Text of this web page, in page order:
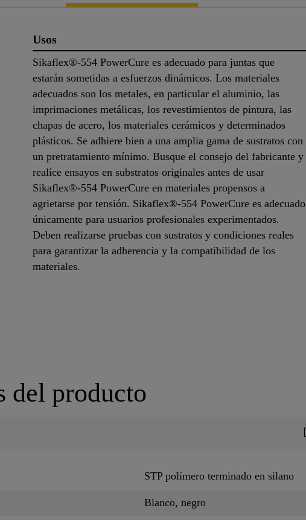
Usos
Sikaflex®-554 PowerCure es adecuado para juntas que
estarán sometidas a esfuerzos dinámicos. Los materiales
adecuados son los metales, en particular el aluminio, las
imprimaciones metálicas, los revestimientos de pintura, las
chapas de acero, los materiales cerámicos y determinados
plásticos. Se adhiere bien a una amplia gama de sustratos con
un pretratamiento mínimo. Busque el consejo del fabricante y
realice ensayos en substratos originales antes de usar
Sikaflex®-554 PowerCure en materiales propensos a
agrietarse por tensión. Sikaflex®-554 PowerCure es adecuado
únicamente para usuarios profesionales experimentados.
Deben realizarse pruebas con sustratos y condiciones reales
para garantizar la adherencia y la compatibilidad de los
materiales.
del producto
STP polímero terminado en silano
Blanco, negro